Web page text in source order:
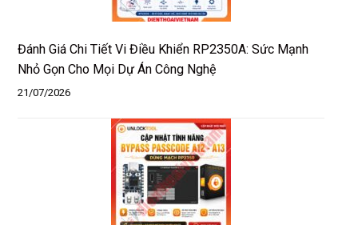
Đánh Giá Chi Tiết Vi Điều Khiển RP2350A: Sức Mạnh
Nhỏ Gọn Cho Mọi Dự Án Công Nghệ
21/07/2026